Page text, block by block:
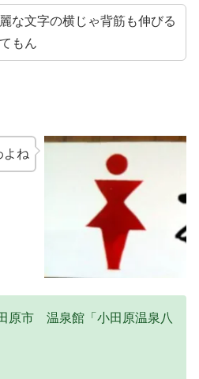
な文字の横じゃ背筋も伸びる
もん
よね
原市 温泉館「小田原温泉八